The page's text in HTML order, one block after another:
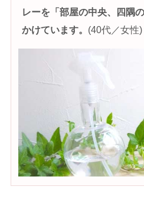
レーを「部屋の中央、四隅
かけています。 (40代／女性)